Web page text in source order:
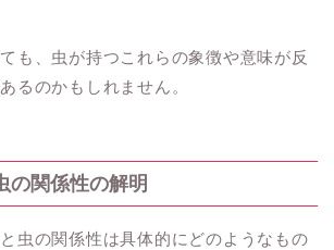
も、虫が持つこれらの象徴や意味が反
るのかもしれません。
の関係性の解明
虫の関係性は具体的にどのようなもの